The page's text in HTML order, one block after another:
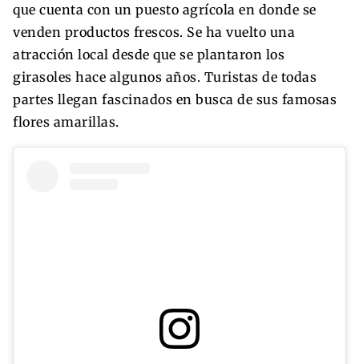
que cuenta con un puesto agrícola en donde se
venden productos frescos. Se ha vuelto una
atracción local desde que se plantaron los
girasoles hace algunos años. Turistas de todas
partes llegan fascinados en busca de sus famosas
flores amarillas.